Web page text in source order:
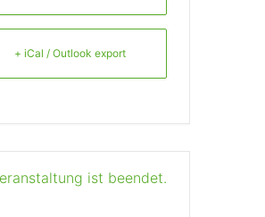
+ iCal / Outlook export
ist beendet.